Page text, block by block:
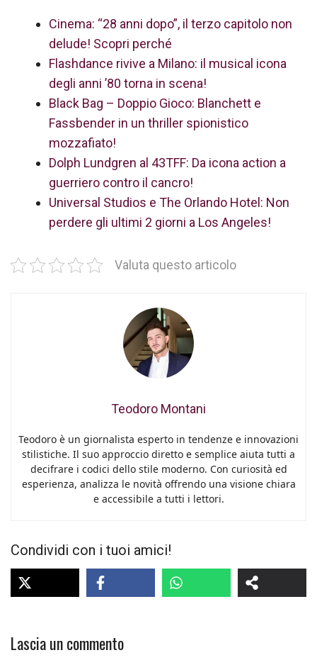
Cinema: “28 anni dopo”, il terzo capitolo non
delude! Scopri perché
Flashdance rivive a Milano: il musical icona
degli anni ’80 torna in scena!
Black Bag – Doppio Gioco: Blanchett e
Fassbender in un thriller spionistico
mozzafiato!
Dolph Lundgren al 43TFF: Da icona action a
guerriero contro il cancro!
Universal Studios e The Orlando Hotel: Non
perdere gli ultimi 2 giorni a Los Angeles!
Valuta questo articolo
Teodoro Montani
Teodoro è un giornalista esperto in tendenze e innovazioni
stilistiche. Il suo approccio diretto e semplice aiuta tutti a
decifrare i codici dello stile moderno. Con curiosità ed
esperienza, analizza le novità offrendo una visione chiara
e accessibile a tutti i lettori.
Condividi con i tuoi amici!
Lascia un commento